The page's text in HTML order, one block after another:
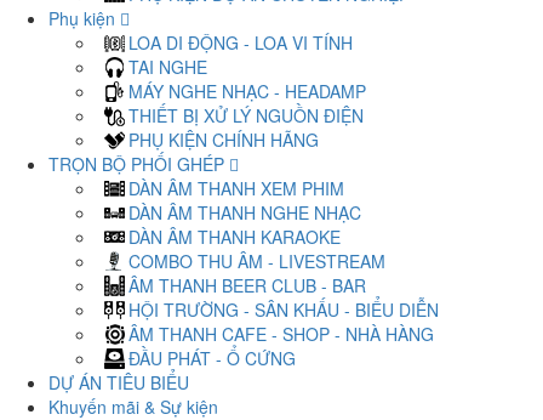
Phụ kiện
LOA DI ĐỘNG - LOA VI TÍNH
TAI NGHE
MÁY NGHE NHẠC - HEADAMP
THIẾT BỊ XỬ LÝ NGUỒN ĐIỆN
PHỤ KIỆN CHÍNH HÃNG
TRỌN BỘ PHỐI GHÉP
DÀN ÂM THANH XEM PHIM
DÀN ÂM THANH NGHE NHẠC
DÀN ÂM THANH KARAOKE
COMBO THU ÂM - LIVESTREAM
ÂM THANH BEER CLUB - BAR
HỘI TRƯỜNG - SÂN KHẤU - BIỂU DIỄN
ÂM THANH CAFE - SHOP - NHÀ HÀNG
ĐẦU PHÁT - Ổ CỨNG
DỰ ÁN TIÊU BIỂU
Khuyến mãi & Sự kiện